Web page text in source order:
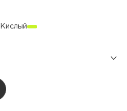
Кислый